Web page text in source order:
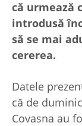
că urmează
introdusă
să se mai
cererea.
Datele
că de
Covasna au